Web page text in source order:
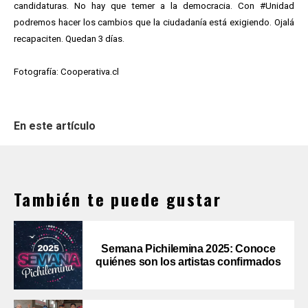
candidaturas. No hay que temer a la democracia. Con #Unidad
podremos hacer los cambios que la ciudadanía está exigiendo. Ojalá
recapaciten. Quedan 3 días.
Fotografía: Cooperativa.cl
En este artículo
También te puede gustar
Semana Pichilemina 2025: Conoce
quiénes son los artistas confirmados